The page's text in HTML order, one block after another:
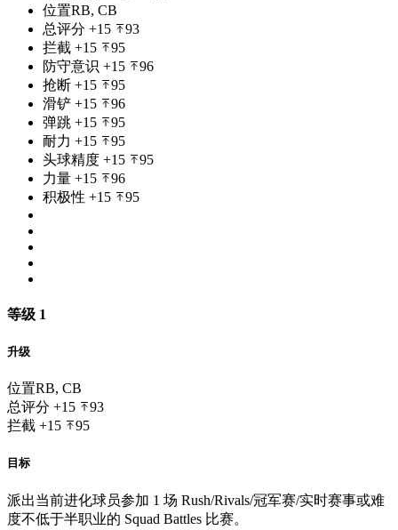
位置RB, CB
总评分 +15
93
拦截 +15
95
防守意识 +15
96
抢断 +15
95
滑铲 +15
96
弹跳 +15
95
耐力 +15
95
头球精度 +15
95
力量 +15
96
积极性 +15 95
等级 1
升级
位置RB, CB
总评分 +15
93
拦截 +15 95
目标
派出当前进化球员参加 1 场 Rush/Rivals/冠军赛/实时赛事或难
度不低于半职业的 Squad Battles 比赛。